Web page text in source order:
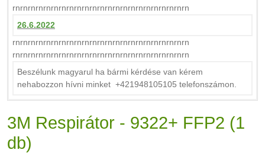
rnrnrnrnrnrnrnrnrnrnrnrnrnrnrnrnrnrnrnrnrnrnrn
26.6.2022
rnrnrnrnrnrnrnrnrnrnrnrnrnrnrnrnrnrnrnrnrnrnrn
rnrnrnrnrnrnrnrnrnrnrnrnrnrnrnrnrnrnrnrnrnrnrn
Beszélunk magyarul ha bármi kérdése van kérem
nehabozzon hívni minket +421948105105 telefonszámon.
3M Respirátor - 9322+ FFP2 (1
db)